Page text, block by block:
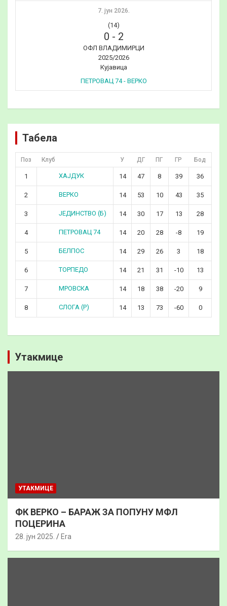
7. јун 2026.
(14)
0 - 2
ОФЛ ВЛАДИМИРЦИ
2025/2026
Кујавица
ПЕТРОВАЦ 74 - ВЕРКО
Табела
Поз Клуб У ДГ ПГ ГР Бод
1 ХАЈДУК 14 47 8 39 36
2 ВЕРКО 14 53 10 43 35
3 ЈЕДИНСТВО (Б) 14 30 17 13 28
4 ПЕТРОВАЦ 74 14 20 28 -8 19
5 БЕЛПОС 14 29 26 3 18
6 ТОРПЕДО 14 21 31 -10 13
7 МРОВСКА 14 18 38 -20 9
8 СЛОГА (Р) 14 13 73 -60 0
Утакмице
УТАКМИЦЕ
ФК ВЕРКО – БАРАЖ ЗА ПОПУНУ МФЛ
ПОЦЕРИНА
28. јун 2025. Era